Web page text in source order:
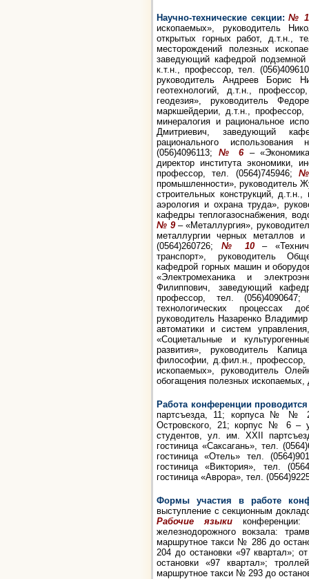
Научно-технические секции: № 1
ископаемых», руководитель
открытых горных работ, д.т.н.,
месторождений полезных
заведующий кафедрой подземной
к.т.н., профессор, тел.
руководитель Андреев Борис
геотехнологий, д.т.н.,
геодезия», руководитель
маркшейдерии, д.т.н.,
минералогия и рациональное
Дмитриевич, заведующий
рационального
(056)4096113; № 6–
директор института экономики,
профессор, тел. (0564)745946;
промышленности», руководитель
строительных конструкций,
аэрология и охрана труда»,
кафедры теплогазоснабжения,
№ 9– «Металлургия»,
металлургии черных металлов
(0564)260726; № 10–
транспорт», руководитель
кафедрой горных машин и
«Электромеханика и
Филиппович, заведующий
профессор, тел.
технологических процессах
руководитель Назаренко
автоматики и систем
«Социетальные и
развития», руководитель
философии, д.фил.н., профессор,
ископаемых», руководитель
обогащения полезных
Работа конференции проводится
партсъезда, 11; корпуса №
Островского, 21; корпус № 6 –
студентов, ул. им. XXII
гостиница «Саксагань», тел.
гостиница «Отель» тел.
гостиница «Виктория», тел.
гостиница «Аврора», тел.
Формы участия в работе
выступление с секционным
Рабочие языки
железнодорожного вокзала:
маршрутное такси № 286 до
204 до остановки «97 квартал»;
остановки «97 квартал»;
маршрутное такси № 293 до